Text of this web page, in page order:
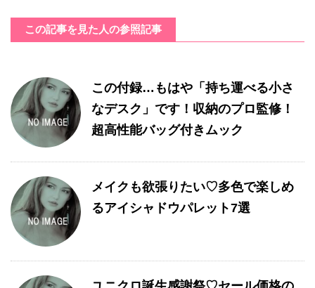
この記事を見た人の参照記事
この付録…もはや「持ち運べる小さ
なデスク」です！収納のプロ監修！
超高性能バッグ付きムック
メイクも欲張りたい♡多色で楽しめ
るアイシャドウパレット7選